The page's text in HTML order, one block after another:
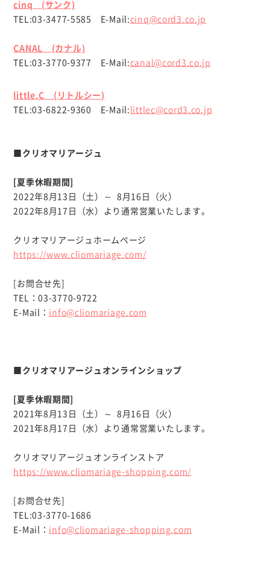
cinq (サンク)
TEL:03-3477-5585 E-Mail:cinq@cord3.co.jp
CANAL (カナル)
TEL:03-3770-9377 E-Mail:canal@cord3.co.jp
little.C (リトルシー)
TEL:03-6822-9360 E-Mail: littlec@cord3.co.jp
■クリオマリアージュ
[夏季休暇期間]
2022年8月13日（土）～ 8月16日（火）
2022年8月17日（水）より通常営業いたします。
クリオマリアージュホームページ
https://www.cliomariage.com/
[お問合せ先]
TEL：03-3770-9722
E-Mail： info@cliomariage.com
■クリオマリアージュオンラインショップ
[夏季休暇期間]
2021年8月13日（土）～ 8月16日（火）
2021年8月17日（水）より通常営業いたします。
クリオマリアージュオンラインストア
https://www.cliomariage-shopping.com/
[お問合せ先]
TEL:03-3770-1686
E-Mail： info@cliomariage-shopping.com